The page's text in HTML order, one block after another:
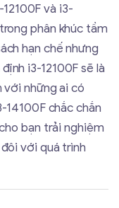
và i3-
phân khúc tầm
hạn chế nhưng
i3-12100F sẽ là
với những ai có
chắc chắn
bạn trải nghiệm
với quá trình